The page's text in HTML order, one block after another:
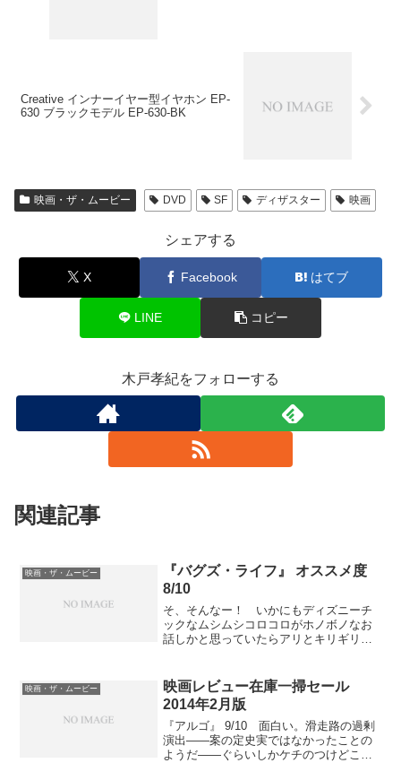
Creative インナーイヤー型イヤホン EP-
630 ブラックモデル EP-630-BK
映画・ザ・ムービー DVD SF ディザスター 映画
シェアする
X Facebook はてブ
LINE コピー
木戸孝紀をフォローする
関連記事
映画・ザ・ムービー
『バグズ・ライフ』 オススメ度
8/10
そ、そんなー！ いかにもディズニーチ
ックなムシムシコロコロがホノボノなお
話しかと思っていたらアリとキリギリス
うのは分かってきたがそれでもちょっと
びっくり。 キャラクターがやや粘土細
工っぽく――クレイアニメっぽくと言う
べきか――見えるのはむしろ味があって
いい感じとも思えるが、植物・水・火な
どの自然表現は多少の違和感が残る。 も
映画・ザ・ムービー
映画レビュー在庫一掃セール
2014年2月版
『アルゴ』 9/10 面白い。滑走路の過剰
演出――案の定史実ではなかったことの
ようだ――ぐらいしかケチのつけどころ